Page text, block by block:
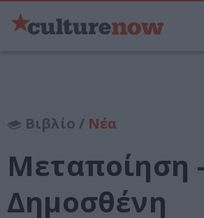
Βιβλίο / Νέα
Μεταποίηση
Δημοσθένη